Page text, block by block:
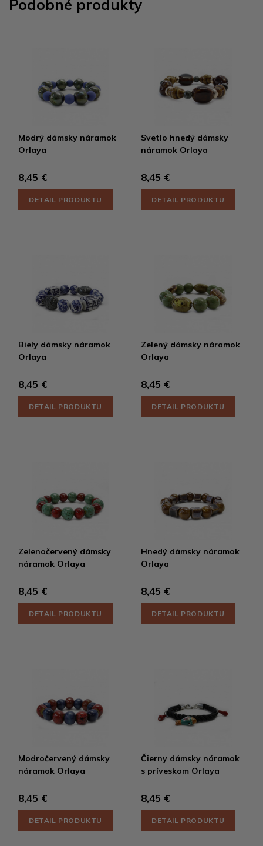
Podobné produkty
Modrý dámsky náramok
Orlaya
8,45 €
DETAIL PRODUKTU
Svetlo hnedý dámsky
náramok Orlaya
8,45 €
DETAIL PRODUKTU
Biely dámsky náramok
Orlaya
8,45 €
DETAIL PRODUKTU
Zelený dámsky náramok
Orlaya
8,45 €
DETAIL PRODUKTU
Zelenočervený dámsky
náramok Orlaya
8,45 €
DETAIL PRODUKTU
Hnedý dámsky náramok
Orlaya
8,45 €
DETAIL PRODUKTU
Modročervený dámsky
náramok Orlaya
8,45 €
DETAIL PRODUKTU
Čierny dámsky náramok
s príveskom Orlaya
8,45 €
DETAIL PRODUKTU